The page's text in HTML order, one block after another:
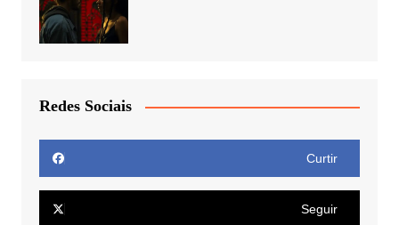
Redes Sociais
Curtir
Seguir